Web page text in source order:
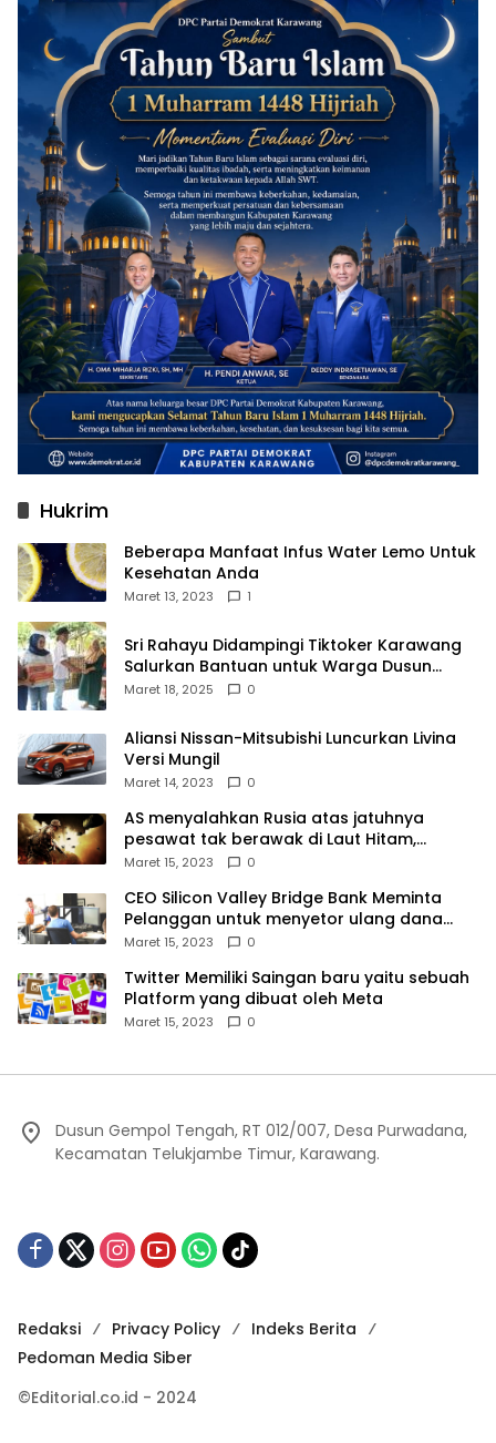
Hukrim
Beberapa Manfaat Infus Water Lemo Untuk
Kesehatan Anda
Maret 13, 2023 1
Sri Rahayu Didampingi Tiktoker Karawang
Salurkan Bantuan untuk Warga Dusun
Kampek Desa Karangligar
Maret 18, 2025 0
Aliansi Nissan-Mitsubishi Luncurkan Livina
Versi Mungil
Maret 14, 2023 0
AS menyalahkan Rusia atas jatuhnya
pesawat tak berawak di Laut Hitam,
Moskow menyangkal
Maret 15, 2023 0
CEO Silicon Valley Bridge Bank Meminta
Pelanggan untuk menyetor ulang dana
Mereka
Maret 15, 2023 0
Twitter Memiliki Saingan baru yaitu sebuah
Platform yang dibuat oleh Meta
Maret 15, 2023 0
Dusun Gempol Tengah, RT 012/007, Desa Purwadana,
Kecamatan Telukjambe Timur, Karawang.
Redaksi Privacy Policy
Indeks Berita
Pedoman Media Siber
©Editorial.co.id - 2024